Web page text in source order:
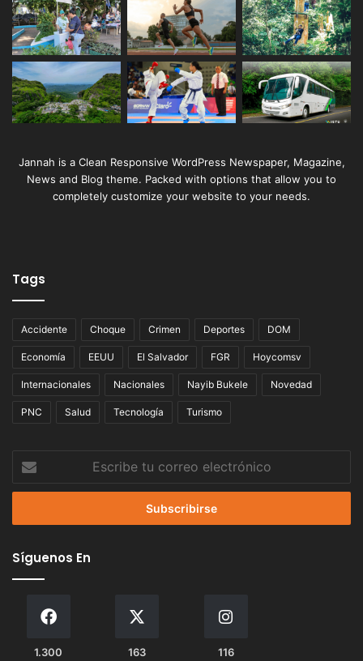
Jannah is a Clean Responsive WordPress Newspaper, Magazine,
News and Blog theme. Packed with options that allow you to
completely customize your website to your needs.
Tags
Accidente Choque Crimen Deportes DOM
Economía EEUU El Salvador FGR Hoycomsv
Internacionales Nacionales Nayib Bukele Novedad
PNC Salud Tecnología Turismo
tu
correo
Síguenos En
1.300 163 116